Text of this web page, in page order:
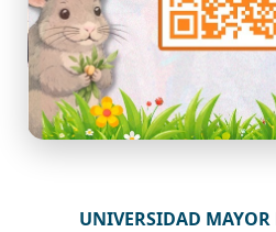
UNIVERSIDAD MAYOR